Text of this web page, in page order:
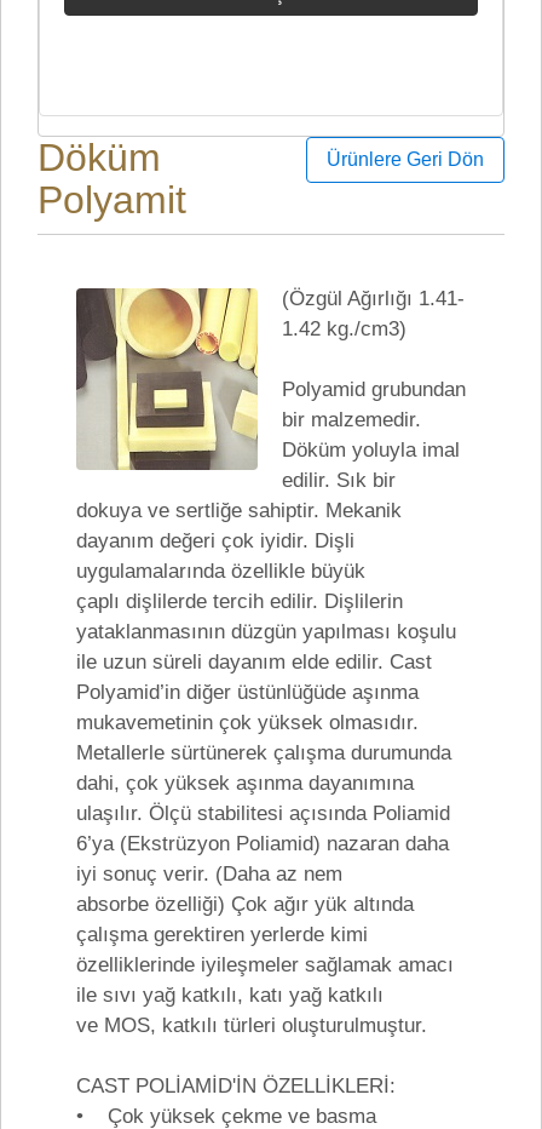
Döküm
Polyamit
(Özgül Ağırlığı 1.41-
1.42 kg./cm3)
Polyamid grubundan
bir malzemedir.
Döküm yoluyla imal
edilir. Sık bir
dokuya ve sertliğe sahiptir. Mekanik
dayanım değeri çok iyidir. Dişli
uygulamalarında özellikle büyük
çaplı dişlilerde tercih edilir. Dişlilerin
yataklanmasının düzgün yapılması koşulu
ile uzun süreli dayanım elde edilir. Cast
Polyamid’in diğer üstünlüğüde aşınma
mukavemetinin çok yüksek olmasıdır.
Metallerle sürtünerek çalışma durumunda
dahi, çok yüksek aşınma dayanımına
ulaşılır. Ölçü stabilitesi açısında Poliamid
6’ya (Ekstrüzyon Poliamid) nazaran daha
iyi sonuç verir. (Daha az nem
absorbe özelliği) Çok ağır yük altında
çalışma gerektiren yerlerde kimi
özelliklerinde iyileşmeler sağlamak amacı
ile sıvı yağ katkılı, katı yağ katkılı
ve MOS, katkılı türleri oluşturulmuştur.
CAST POLİAMİD'İN ÖZELLİKLERİ:
• Çok yüksek çekme ve basma